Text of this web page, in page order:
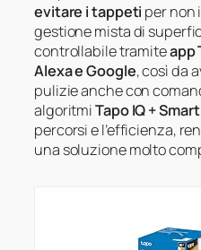
evitare i tappeti per non
gestione mista di
controllabile tramiteapp
Alexa e Google, così da
pulizie anche con
algoritmiTapo IQ +
percorsi e l’efficienza,
una soluzione molto